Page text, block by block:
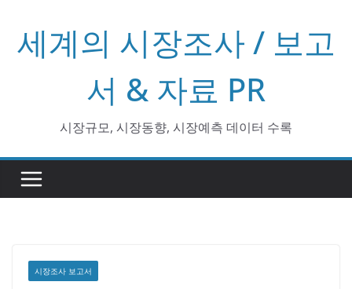
기
세계의 시장조사 / 보고
서 & 자료 PR
시장규모, 시장동향, 시장예측 데이터 수록
시장조사 보고서